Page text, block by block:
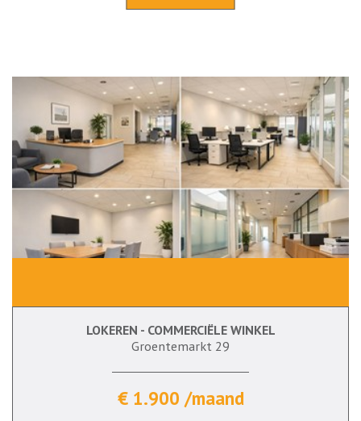
LOKEREN - COMMERCIËLE WINKEL
Groentemarkt 29
€ 1.900 /maand